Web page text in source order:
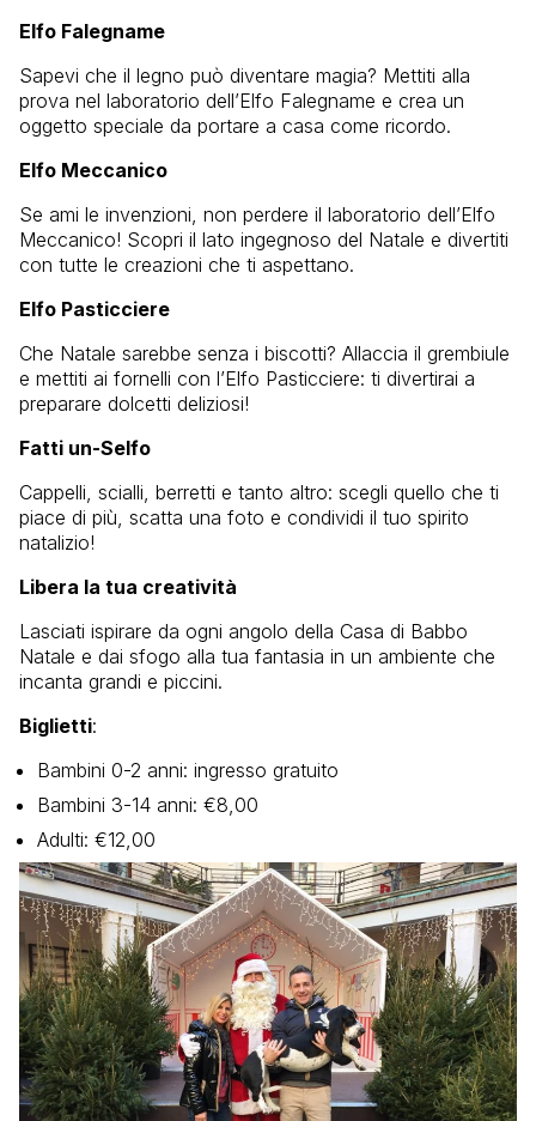
Elfo Falegname
Sapevi che il legno può diventare magia? Mettiti alla
prova nel laboratorio dell’Elfo Falegname e crea un
oggetto speciale da portare a casa come ricordo.
Elfo Meccanico
Se ami le invenzioni, non perdere il laboratorio dell’Elfo
Meccanico! Scopri il lato ingegnoso del Natale e divertiti
con tutte le creazioni che ti aspettano.
Elfo Pasticciere
Che Natale sarebbe senza i biscotti? Allaccia il grembiule
e mettiti ai fornelli con l’Elfo Pasticciere: ti divertirai a
preparare dolcetti deliziosi!
Fatti un-Selfo
Cappelli, scialli, berretti e tanto altro: scegli quello che ti
piace di più, scatta una foto e condividi il tuo spirito
natalizio!
Libera la tua creatività
Lasciati ispirare da ogni angolo della Casa di Babbo
Natale e dai sfogo alla tua fantasia in un ambiente che
incanta grandi e piccini.
Biglietti:
Bambini 0-2 anni: ingresso gratuito
Bambini 3-14 anni: €8,00
Adulti: €12,00